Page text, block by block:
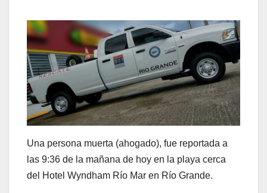
Una persona muerta (ahogado), fue reportada a
las 9:36 de la mañana de hoy en la playa cerca
del Hotel Wyndham Río Mar en Río Grande.